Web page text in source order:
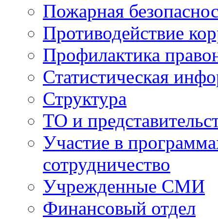
Пожарная
Противодействие
Профилактика
Статистическая
Структура
ТО и
Участие в
сотрудничество
Учрежденные СМИ
Финансовый отдел